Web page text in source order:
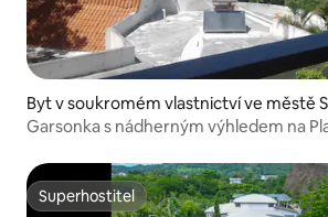
Byt v soukromém vlastnictví ve městě
Garsonka s nádherným výhledem na
Superhostitel
Superhostitel